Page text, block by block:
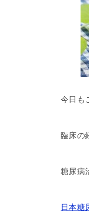
今日も
臨床の
糖尿病
日本糖